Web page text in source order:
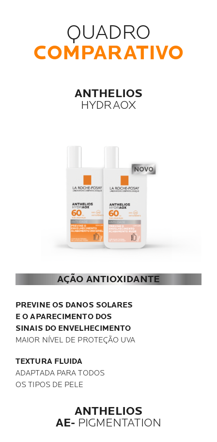
QUADRO
COMPARATIVO
ANTHELIOS
HYDRAOX
AÇÃO ANTIOXIDANTE
PREVINE OS DANOS SOLARES
E O APARECIMENTO DOS
SINAIS DO ENVELHECIMENTO
MAIOR NÍVEL DE PROTEÇÃO UVA
TEXTURA FLUIDA
ADAPTADA PARA TODOS
OS TIPOS DE PELE
ANTHELIOS
AE- PIGMENTATION